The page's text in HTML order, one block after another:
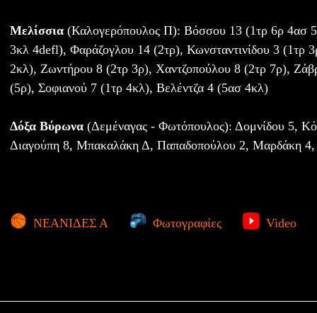
Μελίσσια (Καλογερόπουλος Π): Βόσσου 13 (1τρ 6ρ 4ασ
3κλ 4defl), Φαράζογλου 14 (2τρ), Κωνσταντινίδου 3 (1τρ
2κλ), Ζωντήρου 8 (2τρ 3ρ), Χαντζοπούλου 8 (2τρ 7ρ),
(5ρ), Σοφιανού 7 (1τρ 4κλ), Βελέντζα 4 (5ασ 4κλ)
Δόξα Βύρωνα (Δεμέναγας - Φωτόπουλος): Δομνίδου 5,
Διαγούπη 8, Μπακαλάκη Δ, Παπαδοπούλου 2, Μαρδάκη
ΝΕΑΝΙΔΕΣ Α Φωτογραφίες Video